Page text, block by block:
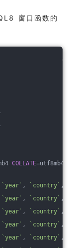
窗口函数的
COLLATE
`year` , `country` ,
`year` , `country` ,
`year` , `country` ,
`year` , `country` ,
`year` , `country` ,